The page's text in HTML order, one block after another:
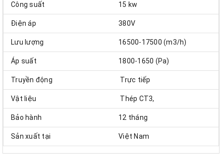
Công suất 15 kw
Điện áp 380V
Lưu lượng 16500-17500 (m3/h)
Áp suất 1800-1650 (Pa)
Truyền động Trực tiếp
Vật liệu Thép CT3,
Bảo hành 12 tháng
Sản xuất tại Việt Nam